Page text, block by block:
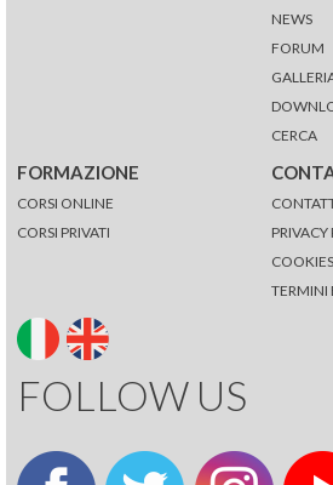
NEWS
FORUM
CERCA
FORMAZIONE
CORSI ONLINE
CORSI PRIVATI
PRIVACY
TERMINI
FOLLOW US